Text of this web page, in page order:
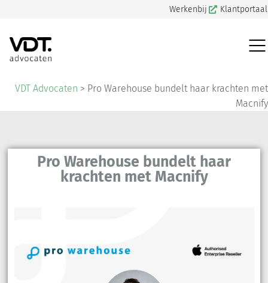
Werkenbij Klantportaal
VDT Advocaten > Pro Warehouse bundelt haar krachten met
Macnify
Pro Warehouse bundelt haar
krachten met Macnify